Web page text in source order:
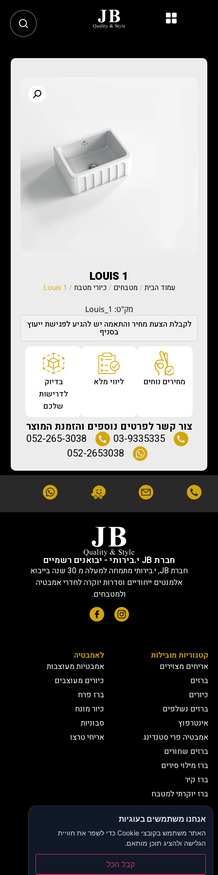
LOUIS 1
עמוד הבית/ מטבחים / כיורי מטבח / Louis 1
מק"ט: Louis_1
לקבלת הצעת מחיר והתאמה יש להגיע לפגישת ייעוץ
בסניף
מחירים נוחים ליווי מלא
בדיוק
לדרישות
שלכם
צור קשר לפרטים נוספים והזמנת המוצר
03-9335335
052-265-3038
052-2653038
חברת JB י.בירותי - יבואנים רשמיים
חברת JB, י.בירותי מתמחה למעלה מ 30 שנה בייבוא
אלמנטים ייחודיים וסדרות יוקרה לחדרי אמבטיה
ולמטבחים.
קטגוריות מובילות
אריחים מצוירים
ברזים
כיורים
ברזים נשלפים
אינטרפוץ
אמבטיה פרי סטנדינג
ברזים שחורים
ברז מילוי סירים
ברז קיר
ברז יוקרתי למטבח
לאמבטיה
אמבטיות מעוצבות
כיורים מעוצבים
ברז פרח
כיור מונח
סבוניות
אריחי טרצו
יצירת קשר
03-9335335
052-2653038
sbeiruty@gmail.com
אולם תצוגה:דרך האורנים 23, רינתיה
אנחנו משתמשים בעוגיות
האתר משתמש בקובצי Cookie כדי לשפר את חוויית
הגלישה ולהציג תוכן מותאם.
קבל הכל